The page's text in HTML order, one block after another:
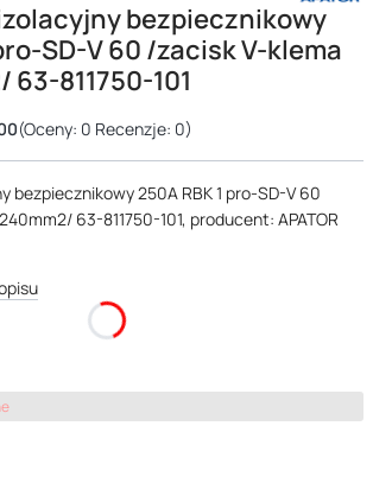
bezpiecznikowy
SD-V 60 /zacisk V-klema
811750-101
(Oceny: 0 Recenzje: 0)
bezpiecznikowy 250A RBK 1 pro-SD-V 60
63-811750-101, producent: APATOR